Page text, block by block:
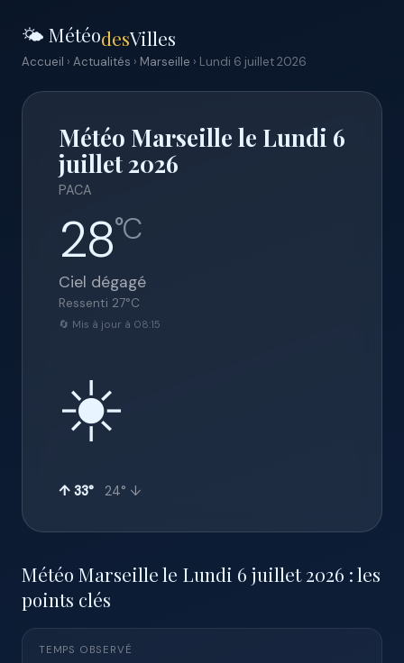
🌤️ MétéodesVilles
Accueil › Actualités › Marseille › Lundi 6 juillet 2026
Météo Marseille le Lundi 6
juillet 2026
PACA
28°C
Ciel dégagé
Ressenti 27°C
🔄 Mis à jour à 08:15
☀️
↑ 33° 24° ↓
Météo Marseille le Lundi 6 juillet 2026 : les
points clés
TEMPS OBSERVÉ